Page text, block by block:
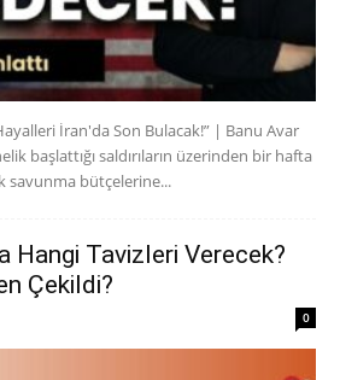
İran'da Son Bulacak!” | Banu Avar
başlattığı saldırıların üzerinden bir hafta
savunma bütçelerine...
Hangi Tavizleri Verecek?
Çekildi?
0